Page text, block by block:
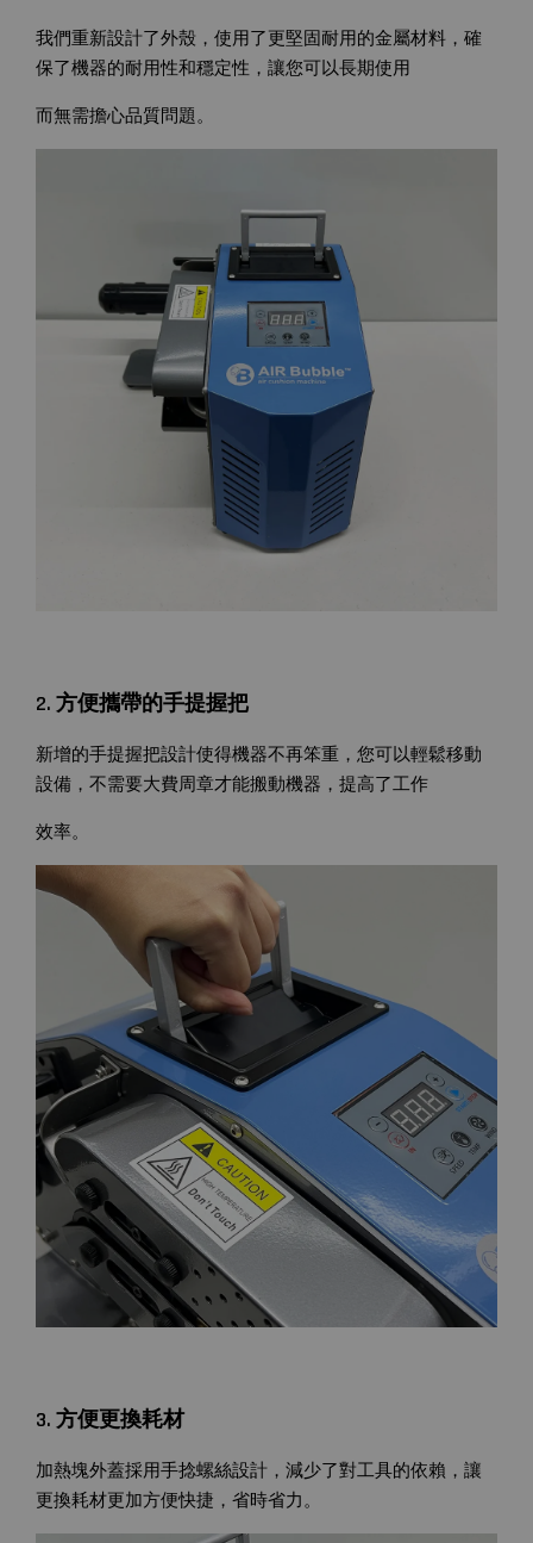
我們重新設計了外殼，使用了更堅固耐用的金屬材料，確
保了機器的耐用性和穩定性，讓您可以長期使用
而無需擔心品質問題。
2. 方便攜帶的手提握把
新增的手提握把設計使得機器不再笨重，您可以輕鬆移動
設備，不需要大費周章才能搬動機器，提高了工作
效率。
3. 方便更換耗材
加熱塊外蓋採用手捻螺絲設計，減少了對工具的依賴，讓
更換耗材更加方便快捷，省時省力。